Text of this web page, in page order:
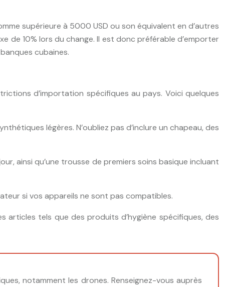
supérieure à 5000 USD ou son équivalent en d’autres
de 10% lors du change. Il est donc préférable d’emporter
cubaines.
d’importation spécifiques au pays. Voici quelques
légères. N’oubliez pas d’inclure un chapeau, des
ainsi qu’une trousse de premiers soins basique incluant
si vos appareils ne sont pas compatibles.
tels que des produits d’hygiène spécifiques, des
notamment les drones. Renseignez-vous auprès